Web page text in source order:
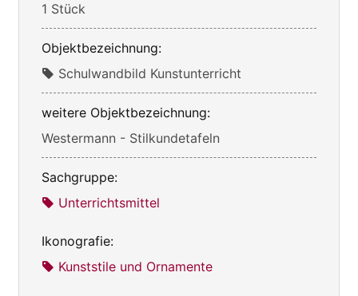
1 Stück
Objektbezeichnung:
Schulwandbild Kunstunterricht
weitere Objektbezeichnung:
Westermann - Stilkundetafeln
Sachgruppe:
Unterrichtsmittel
Ikonografie:
Kunststile und Ornamente